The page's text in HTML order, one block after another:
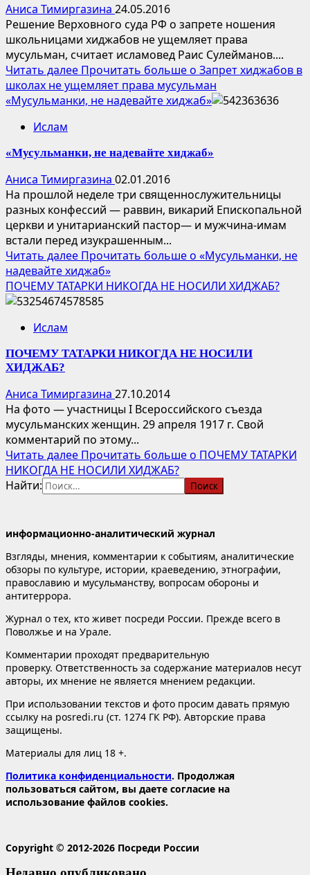
Аниса Тимиргазина 24.05.2016
Решение Верховного суда РФ о запрете ношения
школьницами хиджабов не ущемляет права
мусульман, считает исламовед Раис Сулейманов....
Читать далее Прочитать больше о Запрет хиджабов в
школах не ущемляет права мусульман
«Мусульманки, не надевайте хиджаб»
Ислам
«Мусульманки, не надевайте хиджаб»
Аниса Тимиргазина 02.01.2016
На прошлой неделе три священнослужительницы
разных конфессий — раввин, викарий Епископальной
церкви и унитарианский пастор— и мужчина-имам
встали перед изукрашенным...
Читать далее Прочитать больше о «Мусульманки, не
надевайте хиджаб»
ПОЧЕМУ ТАТАРКИ НИКОГДА НЕ НОСИЛИ ХИДЖАБ?
Ислам
ПОЧЕМУ ТАТАРКИ НИКОГДА НЕ НОСИЛИ
ХИДЖАБ?
Аниса Тимиргазина 27.10.2014
На фото — участницы I Всероссийского съезда
мусульманских женщин. 29 апреля 1917 г. Свой
комментарий по этому...
Читать далее Прочитать больше о ПОЧЕМУ ТАТАРКИ
НИКОГДА НЕ НОСИЛИ ХИДЖАБ?
Найти:
информационно-аналитический журнал
Взгляды, мнения, комментарии к событиям, аналитические
обзоры по культуре, истории, краеведению, этнографии,
православию и мусульманству, вопросам обороны и
антитеррора.
Журнал о тех, кто живет посреди России. Прежде всего в
Поволжье и на Урале.
Комментарии проходят предварительную
проверку. Ответственность за содержание материалов несут
авторы, их мнение не является мнением редакции.
При использовании текстов и фото просим давать прямую
ссылку на posredi.ru (ст. 1274 ГК РФ). Авторские права
защищены.
Материалы для лиц 18 +.
Политика конфиденциальности. Продолжая
пользоваться сайтом, вы даете согласие на
использование файлов cookies.
Copyright © 2012-2026 Посреди России